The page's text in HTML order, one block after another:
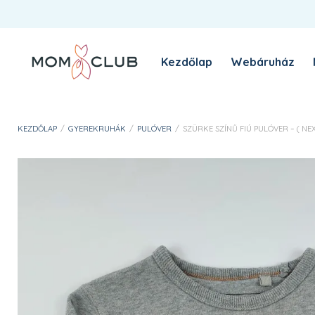
Kezdőlap Webáruház
KEZDŐLAP / GYEREKRUHÁK / PULÓVER / SZÜRKE SZÍNŰ FIÚ PULÓVER – (